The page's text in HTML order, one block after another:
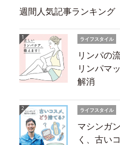
週間人気記事ランキング
ライフスタイル
リンパの
リンパマ
解消
ライフスタイル
マシンガ
く、古い